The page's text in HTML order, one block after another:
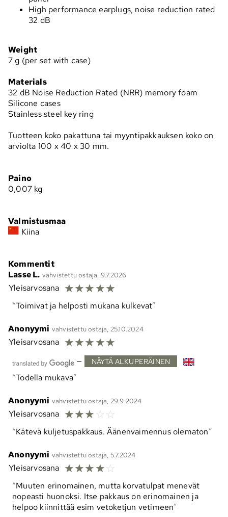
High performance earplugs, noise reduction rated
32 dB
Weight
7 g (per set with case)
Materials
32 dB Noise Reduction Rated (NRR) memory foam
Silicone cases
Stainless steel key ring
Tuotteen koko pakattuna tai myyntipakkauksen koko on
arviolta 100 x 40 x 30 mm.
Paino
0,007 kg
Valmistusmaa
Kiina
Kommentit
Lasse L. vahvistettu ostaja, 9.7.2026
Yleisarvosana ☆☆☆☆☆
Toimivat ja helposti mukana kulkevat
Anonyymi vahvistettu ostaja, 25.10.2024
Yleisarvosana ☆☆☆☆☆
— NÄYTÄ ALKUPERÄINEN
Todella mukava
Anonyymi vahvistettu ostaja, 29.9.2024
Yleisarvosana ☆☆☆☆ ☆
Kätevä kuljetuspakkaus. Äänenvaimennus olematon
Anonyymi vahvistettu ostaja, 5.7.2024
Yleisarvosana ☆☆☆☆☆
Muuten erinomainen, mutta korvatulpat menevät
nopeasti huonoksi. Itse pakkaus on erinomainen ja
helpoo kiinnittää esim vetoketjun vetimeen